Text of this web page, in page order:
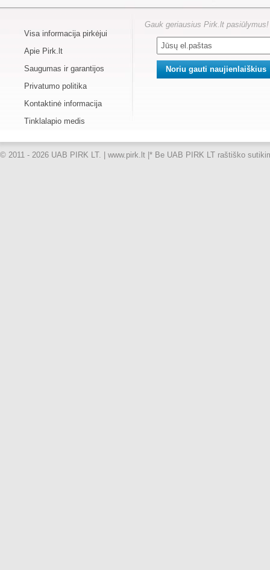
Visa informacija pirkėjui
Apie Pirk.lt
Saugumas ir garantijos
Privatumo politika
Kontaktinė informacija
Tinklalapio medis
Gauk geriausius Pirk.lt pasiūlymus!
© 2011 - 2026 UAB PIRK LT. | www.pirk.lt | * Be UAB PIRK LT raštiško